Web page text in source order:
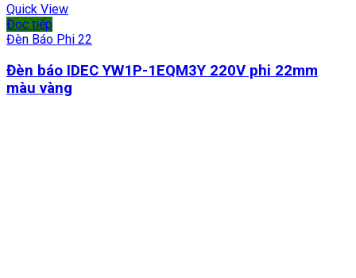
Quick View
Đọc tiếp
Đèn Báo Phi 22
Đèn báo IDEC YW1P-1EQM3Y 220V phi 22mm
màu vàng